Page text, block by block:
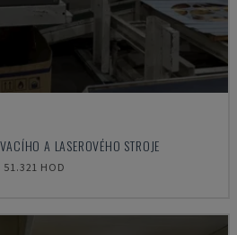
A LASEROVÉHO STROJE
51.321 HOD